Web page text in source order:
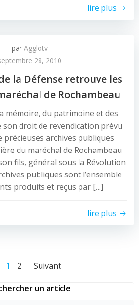
lire plus
par Agglotv
28, 2010
la Défense retrouve les
de Rochambeau
mémoire, du patrimoine et des
son droit de revendication prévu
précieuses archives publiques
du maréchal de Rochambeau
fils, général sous la Révolution
publiques sont l’ensemble
produits et reçus par […]
lire plus
Navigation
Navigation
des
Page
1 Page
2
Navigation
des
Suivant
un article